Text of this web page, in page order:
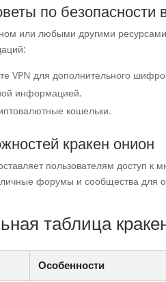
по безопасности
или любыми другими
VPN для дополнительного
информацией.
кошельки.
кракен онион
пользователям доступ к
форумы и сообщества для
таблица
Особенности